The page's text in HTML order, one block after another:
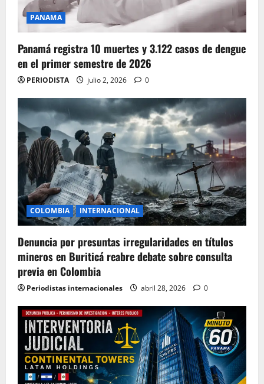
PANAMA
Panamá registra 10 muertes y 3.122 casos de dengue
en el primer semestre de 2026
PERIODISTA julio 2, 2026 0
COLOMBIA INTERNACIONAL
Denuncia por presuntas irregularidades en títulos
mineros en Buriticá reabre debate sobre consulta
previa en Colombia
Periodistas internacionales abril 28, 2026 0